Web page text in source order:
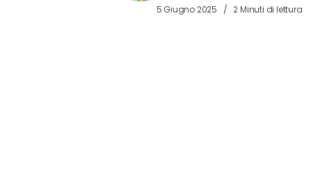
5 Giugno 2025 2 Minuti di lettura